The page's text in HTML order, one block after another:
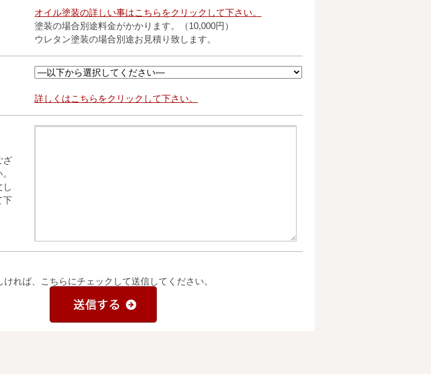
オイル塗装の詳しい事はこちらをクリックして下さい。
塗装の場合別途料金がかかります。（10,000円）
ウレタン塗装の場合別途お見積り致します。
詳しくはこちらをクリックして下さい。
ざ
し
下
ければ、こちらにチェックして送信してください。